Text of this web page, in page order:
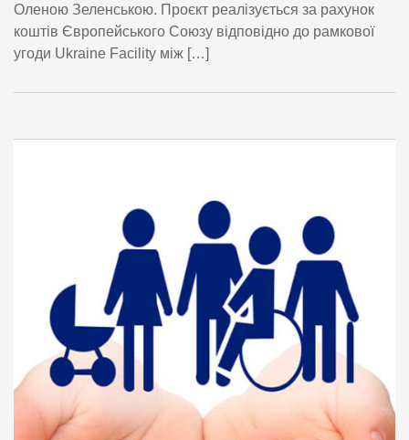
Оленою Зеленською. Проєкт реалізується за рахунок
коштів Європейського Союзу відповідно до рамкової
угоди Ukraine Facility між […]